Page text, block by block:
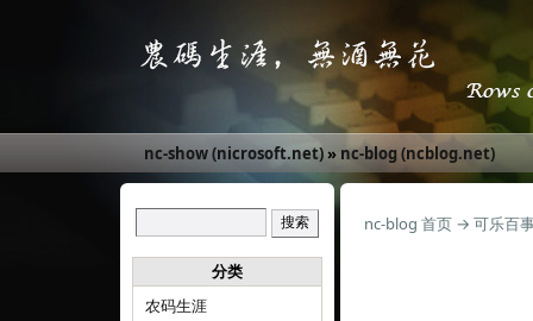
nc-show (nicrosoft.net)» nc-blog (ncblog.net)
分类
农码生涯
nc-blog 首页 → 可乐百